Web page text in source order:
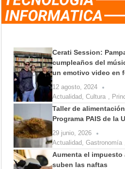
Cerati Session:
cumpleaños del
un emotivo video en
12 agosto, 2024
Actualidad, Cultura ,
Taller de
Programa PAIS de la
29 junio, 2026
Actualidad, Gastronomía
Aumenta el
suben las naftas